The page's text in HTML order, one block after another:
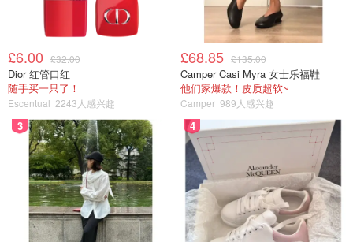
受T3航站楼汽车起火影响，今早前往希思罗机场的巴士服
务被迫调整。巴士运营商Arriva Herts & Essex在社交媒体
声明，724路巴士双向将无法停靠Greenways站和Lees
Road站，所有该线路巴士将以T5航站楼为始发站。
M4高速支线和希思罗南行隧道均已关闭。交通部门警告司
机预计将出现长时间排队。
如果你喜欢我们的文章记得
喜欢+⭐收藏+📣分享哦，也可
£6.00 £32.00
Dior 红管口红
随手买一只了！
Escentual 2243人感兴趣
£68.85 £135.00
Camper Casi Myra 女士乐福鞋
他们家爆款！皮质超软~
Camper 989人感兴趣
3 4